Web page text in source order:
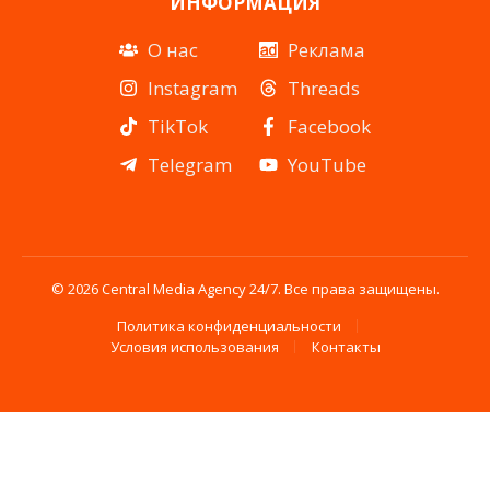
О нас
Instagram
TikTok
Telegram
Реклама
Threads
Facebook
YouTube
© 2026 Central Media Agency 24/7. Все права защищены.
Политика конфиденциальности
Условия использования
Контакты